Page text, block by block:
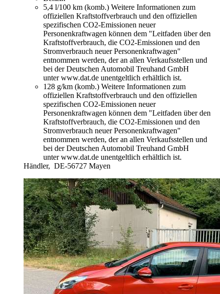
5,4 l/100 km (komb.) Weitere Informationen zum
offiziellen Kraftstoffverbrauch und den offiziellen
spezifischen CO2-Emissionen neuer
Personenkraftwagen können dem "Leitfaden über den
Kraftstoffverbrauch, die CO2-Emissionen und den
Stromverbrauch neuer Personenkraftwagen"
entnommen werden, der an allen Verkaufsstellen und
bei der Deutschen Automobil Treuhand GmbH
unter www.dat.de unentgeltlich erhältlich ist.
128 g/km (komb.) Weitere Informationen zum
offiziellen Kraftstoffverbrauch und den offiziellen
spezifischen CO2-Emissionen neuer
Personenkraftwagen können dem "Leitfaden über den
Kraftstoffverbrauch, die CO2-Emissionen und den
Stromverbrauch neuer Personenkraftwagen"
entnommen werden, der an allen Verkaufsstellen und
bei der Deutschen Automobil Treuhand GmbH
unter www.dat.de unentgeltlich erhältlich ist.
Händler, DE-56727 Mayen